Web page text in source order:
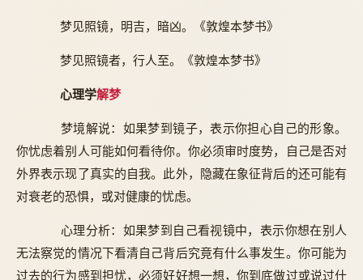
梦见照镜，明吉，暗凶。《敦煌本梦书》
梦见照镜者，行人至。《敦煌本梦书》
心理学解梦
梦境解说：如果梦到镜子，表示你担心自己的形象。
你忧虑着别人可能如何看待你。你必须审时度势，自己是否对
外界表示现了真实的自我。此外，隐藏在象征背后的还可能有
对衰老的恐惧，或对健康的忧虑。
心理分析：如果梦到自己看视镜中，表示你想在别人
无法察觉的情况下看清自己背后究竟有什么事发生。你可能为
过去的行为感到担忧，必须好好想一想，你到底做过或说过什